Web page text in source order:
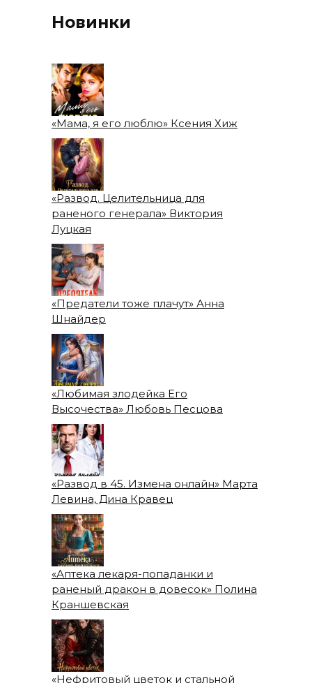
Новинки
«Мама, я его люблю» Ксения Хиж
«Развод. Целительница для
раненого генерала» Виктория
Луцкая
«Предатели тоже плачут» Анна
Шнайдер
«Любимая злодейка Его
Высочества» Любовь Песцова
«Развод в 45. Измена онлайн» Марта
Левина, Дина Кравец
«Аптека лекаря-попаданки и
раненый дракон в довесок» Полина
Краншевская
«Нефритовый цветок и стальной